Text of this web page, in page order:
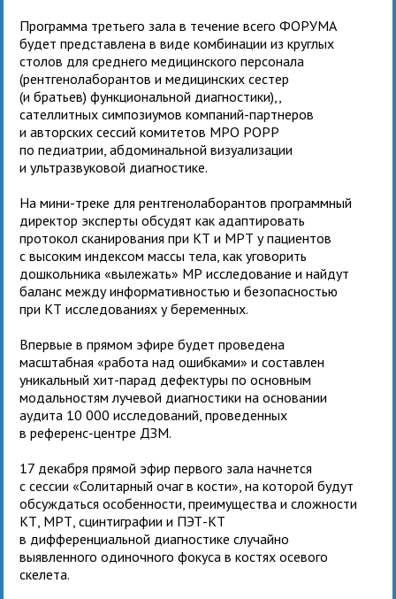
Программа третьего зала в течение всего ФОРУМА
будет представлена в виде комбинации из круглых
столов для среднего медицинского персонала
(рентгенолаборантов и медицинских сестер
(и братьев) функциональной диагностики),,
сателлитных симпозиумов компаний-партнеров
и авторских сессий комитетов МРО РОРР
по педиатрии, абдоминальной визуализации
и ультразвуковой диагностике.
На мини-треке для рентгенолаборантов программный
директор эксперты обсудят как адаптировать
протокол сканирования при КТ и МРТ у пациентов
с высоким индексом массы тела, как уговорить
дошкольника «вылежать» МР исследование и найдут
баланс между информативностью и безопасностью
при КТ исследованиях у беременных.
Впервые в прямом эфире будет проведена
масштабная «работа над ошибками» и составлен
уникальный хит-парад дефектуры по основным
модальностям лучевой диагностики на основании
аудита 10 000 исследований, проведенных
в референс-центре ДЗМ.
17 декабря прямой эфир первого зала начнется
с сессии «Солитарный очаг в кости», на которой будут
обсуждаться особенности, преимущества и сложности
КТ, МРТ, сцинтиграфии и ПЭТ-КТ
в дифференциальной диагностике случайно
выявленного одиночного фокуса в костях осевого
скелета.